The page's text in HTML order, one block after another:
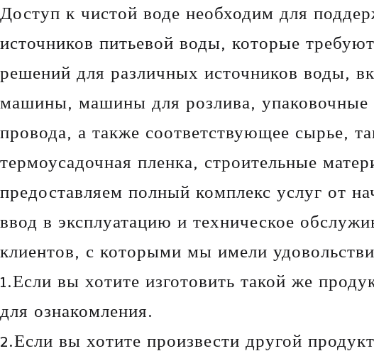
Доступ к чистой воде необходим для
источников питьевой воды, которые
решений для различных источников воды,
машины, машины для розлива,
провода, а также соответствующее сырье,
термоусадочная пленка, строительные
предоставляем полный комплекс услуг от
ввод в эксплуатацию и техническое
клиентов, с которыми мы имели
1.Если вы хотите изготовить такой же
для ознакомления.
2.Если вы хотите произвести другой